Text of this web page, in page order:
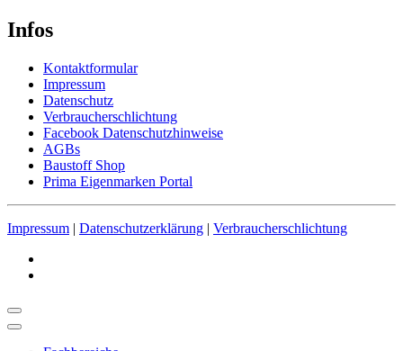
Infos
Kontaktformular
Impressum
Datenschutz
Verbraucherschlichtung
Facebook Datenschutzhinweise
AGBs
Baustoff Shop
Prima Eigenmarken Portal
Impressum | Datenschutzerklärung | Verbraucherschlichtung